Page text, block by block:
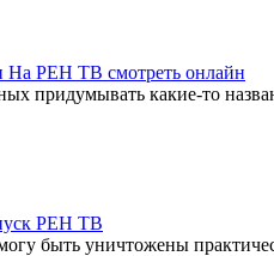
На РЕН ТВ смотреть онлайн
придумывать какие-то
РЕН ТВ
быть уничтожены